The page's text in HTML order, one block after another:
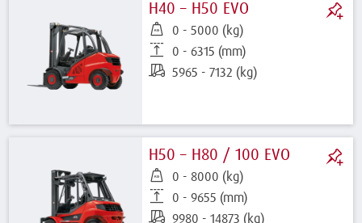
H40 – H50 EVO
0 - 5000 (kg)
0 - 6315 (mm)
5965 - 7132 (kg)
H50 – H80 / 100 EVO
0 - 8000 (kg)
0 - 9655 (mm)
9980 - 14873 (kg)